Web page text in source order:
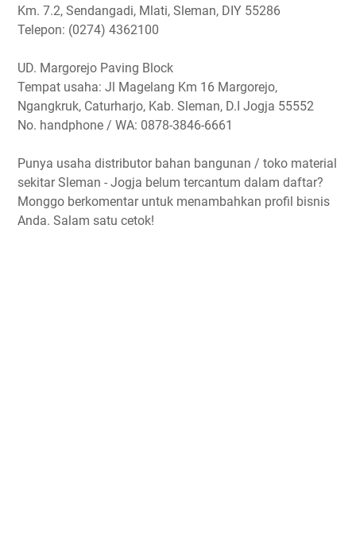
Km. 7.2, Sendangadi, Mlati, Sleman, DIY 55286
Telepon: (0274) 4362100
UD. Margorejo Paving Block
Tempat usaha: Jl Magelang Km 16 Margorejo,
Ngangkruk, Caturharjo, Kab. Sleman, D.I Jogja 55552
No. handphone / WA: 0878-3846-6661
Punya usaha distributor bahan bangunan / toko material
sekitar Sleman - Jogja belum tercantum dalam daftar?
Monggo berkomentar untuk menambahkan profil bisnis
Anda. Salam satu cetok!